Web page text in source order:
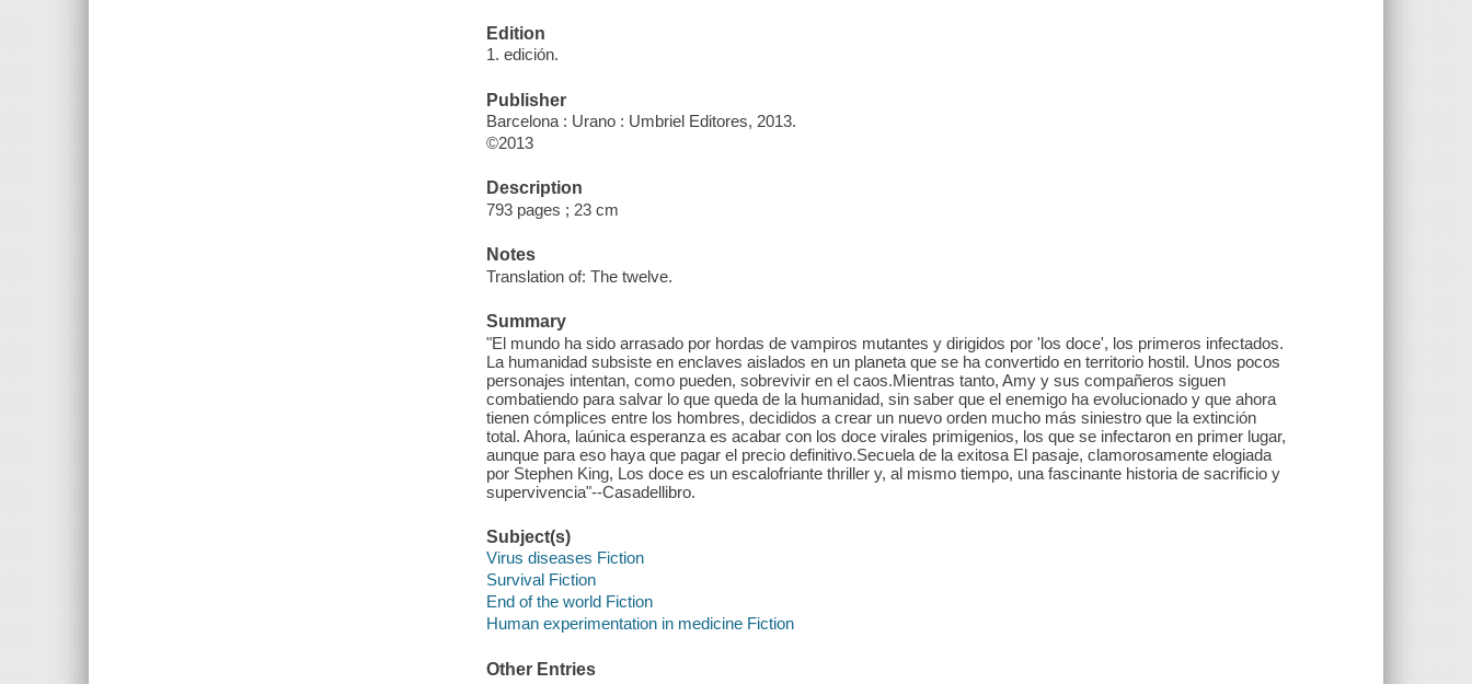
Edition
1. edición.
Publisher
Barcelona : Urano : Umbriel Editores, 2013.
©2013
Description
793 pages ; 23 cm
Notes
Translation of: The twelve.
Summary
"El mundo ha sido arrasado por hordas de vampiros mutantes y dirigidos por 'los doce', los primeros infectados.
La humanidad subsiste en enclaves aislados en un planeta que se ha convertido en territorio hostil. Unos pocos
personajes intentan, como pueden, sobrevivir en el caos.Mientras tanto, Amy y sus compañeros siguen
combatiendo para salvar lo que queda de la humanidad, sin saber que el enemigo ha evolucionado y que ahora
tienen cómplices entre los hombres, decididos a crear un nuevo orden mucho más siniestro que la extinción
total. Ahora, laúnica esperanza es acabar con los doce virales primigenios, los que se infectaron en primer lugar,
aunque para eso haya que pagar el precio definitivo.Secuela de la exitosa El pasaje, clamorosamente elogiada
por Stephen King, Los doce es un escalofriante thriller y, al mismo tiempo, una fascinante historia de sacrificio y
supervivencia"--Casadellibro.
Subject(s)
Virus diseases Fiction
Survival Fiction
End of the world Fiction
Human experimentation in medicine Fiction
Other Entries